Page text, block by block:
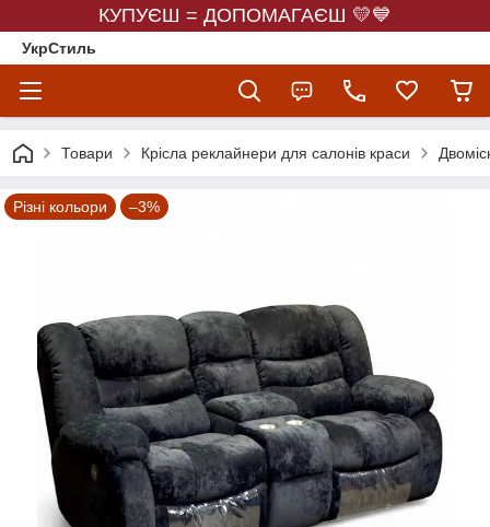
КУПУЄШ = ДОПОМАГАЄШ 💛💙
УкрСтиль
Товари Крісла реклайнери для салонів краси
Різні кольори –3%